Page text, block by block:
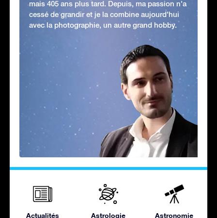
mais 405 ans plus tard. Depuis, ma passion n'a
cessé de grandir et je la combine aujourd'hui
avec la photographie, un autre grand hobby.
Actualités Astrologie Astronomie